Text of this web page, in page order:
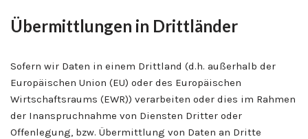
Übermittlungen in Drittländer
Sofern wir Daten in einem Drittland (d.h. außerhalb der
Europäischen Union (EU) oder des Europäischen
Wirtschaftsraums (EWR)) verarbeiten oder dies im Rahmen
der Inanspruchnahme von Diensten Dritter oder
Offenlegung, bzw. Übermittlung von Daten an Dritte